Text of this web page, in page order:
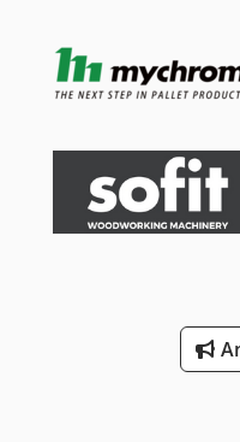
820 kg Conexión de
para cantos con control
herramienta de
fresado Cabezal de
Cuchilla de arrastre de
Tjha Cuchilla de
neumática) Sistema de